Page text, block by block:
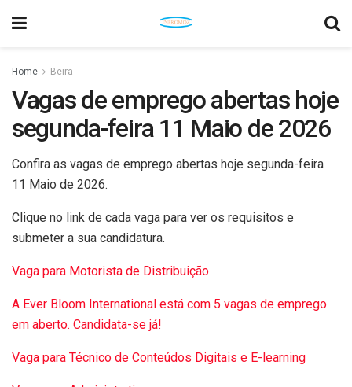
Home Beira
Vagas de emprego abertas hoje
segunda-feira 11 Maio de 2026
Confira as vagas de emprego abertas hoje segunda-feira
11 Maio de 2026.
Clique no link de cada vaga para ver os requisitos e
submeter a sua candidatura.
Vaga para Motorista de Distribuição
A Ever Bloom International está com 5 vagas de emprego
em aberto. Candidata-se já!
Vaga para Técnico de Conteúdos Digitais e E-learning